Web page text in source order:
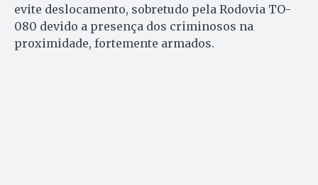
evite deslocamento, sobretudo pela Rodovia TO-
080 devido a presença dos criminosos na
proximidade, fortemente armados.